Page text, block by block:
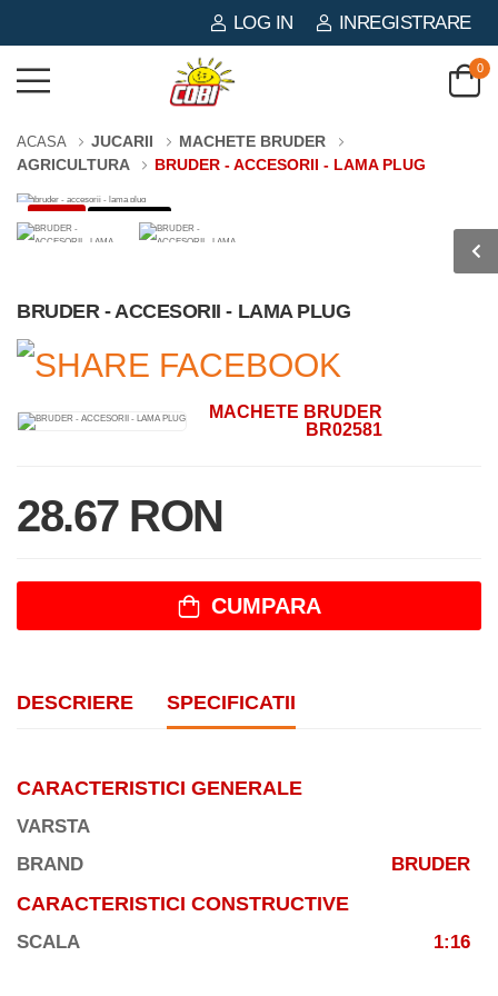
LOG IN INREGISTRARE
0
ACASA JUCARII
MACHETE BRUDER
AGRICULTURA
BRUDER - ACCESORII - LAMA PLUG
-3% 0 PIESE
BRUDER - ACCESORII - LAMA PLUG
MACHETE BRUDER
BR02581
28.67 RON
CUMPARA
DESCRIERE SPECIFICATII
CARACTERISTICI GENERALE
VARSTA
BRAND
BRUDER
CARACTERISTICI CONSTRUCTIVE
SCALA 1:16